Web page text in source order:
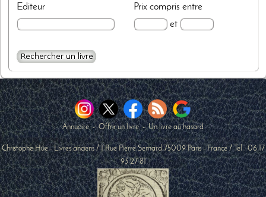
Editeur
Prixcompris entre
et
Annuaire-Offrir un livre-Un livre au hasard
Christophe Hüe - Livres anciens /1 Rue Pierre Semard 75009 Paris-France / Tel :06 17
93 27 81